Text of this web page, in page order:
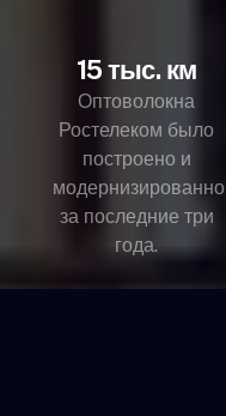
15 тыс. км
Оптоволокна
Ростелеком было
построено и
модернизированно
за последние три
года.